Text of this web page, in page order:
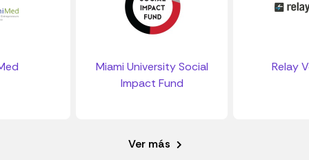
Miami University Social
Impact Fund
Relay
Ver más